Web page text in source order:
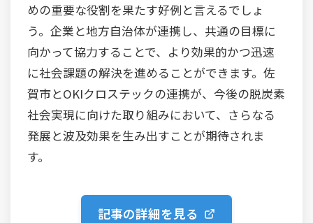
めの重要な役割を果たす好例と言えるでしょ
う。企業と地方自治体が連携し、共通の目標に
向かって協力することで、より効果的かつ迅速
に社会課題の解決を進めることができます。佐
賀市とOKIクロステックの連携が、今後の脱炭素
社会実現に向けた取り組みにおいて、さらなる
発展と波及効果を生み出すことが期待されま
す。
記事の詳細を見る